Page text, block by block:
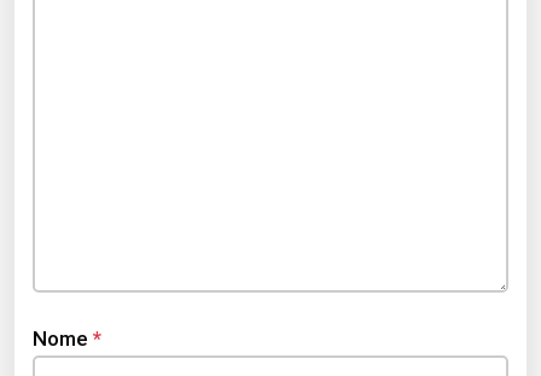
Nome *